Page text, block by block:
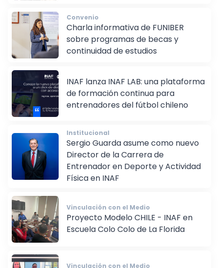
Convenio
Charla informativa de FUNIBER
sobre programas de becas y
INAF lanza INAF LAB: una plataforma
de formación continua para
Institucional
Sergio Guarda asume como nuevo
Director de la Carrera de
Entrenador en Deporte y Actividad
Vinculación con el Medio
Proyecto Modelo CHILE - INAF en